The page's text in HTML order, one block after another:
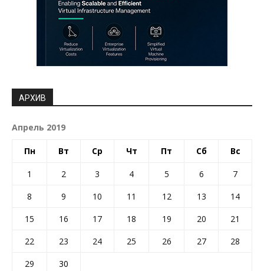
АРХИВ
Апрель 2019
Пн Вт Ср Чт Пт Сб Вс
1 2 3 4 5 6
7
8
9 10 11 12 13
14
15
16 17 18 19 20
21
22
23 24 25 26 27
28
29
30